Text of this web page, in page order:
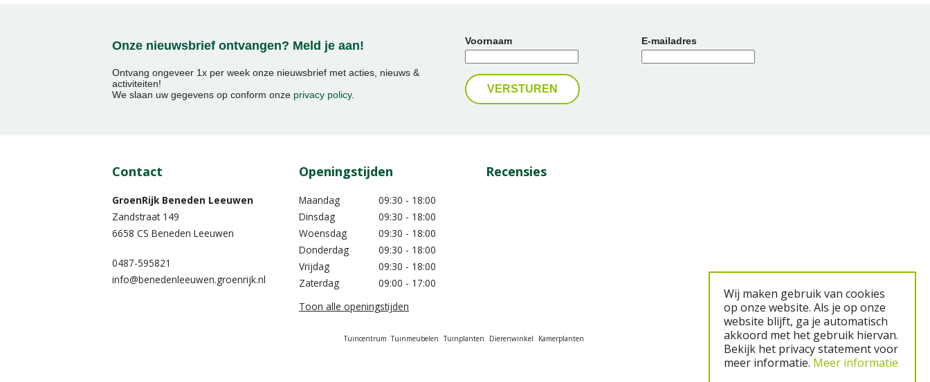
Onze nieuwsbrief ontvangen? Meld je aan!
Ontvang ongeveer 1x per week onze nieuwsbrief met acties, nieuws &
activiteiten!
We slaan uw gegevens op conform onze privacy policy.
Voornaam E-mailadres
Contact
GroenRijk Beneden Leeuwen​
Zandstraat 149
6658 CS Beneden Leeuwen
0487-595821
info@benedenleeuwen.groenrijk.nl
Openingstijden
Maandag
09:30 - 18:00
Dinsdag
09:30 - 18:00
Woensdag
09:30 - 18:00
Donderdag
09:30 - 18:00
Vrijdag
09:30 - 18:00
Zaterdag
09:00 - 17:00
Toon alle openingstijden
Recensies
Tuincentrum Tuinmeubelen Tuinplanten Dierenwinkel Kamerplanten
Wij maken gebruik van cookies
op onze website. Als je op onze
website blijft, ga je automatisch
akkoord met het gebruik hiervan.
Bekijk het privacy statement voor
meer informatie. Meer informatie